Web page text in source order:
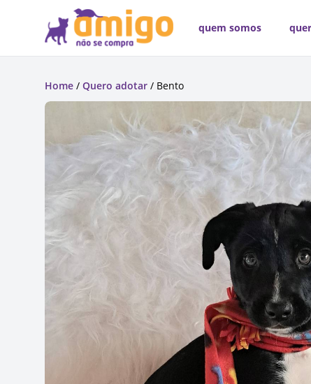
quem somos
Home / Quero adotar / Bento